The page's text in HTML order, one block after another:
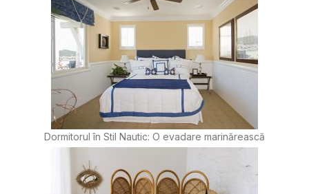
Dormitorul în Stil Nautic: O evadare marinărească